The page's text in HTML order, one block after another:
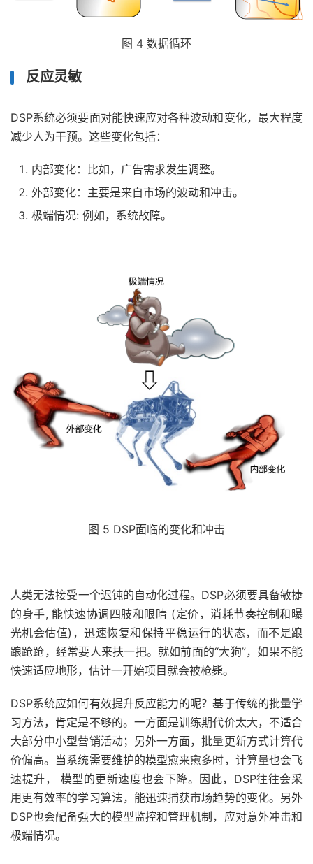
图 4 数据循环
反应灵敏
DSP系统必须要面对能快速应对各种波动和变化，最大程度
减少人为干预。这些变化包括：
内部变化：比如，广告需求发生调整。
外部变化：主要是来自市场的波动和冲击。
极端情况: 例如，系统故障。
图 5 DSP面临的变化和冲击
人类无法接受一个迟钝的自动化过程。DSP必须要具备敏捷
的身手, 能快速协调四肢和眼睛 (定价，消耗节奏控制和曝
光机会估值)，迅速恢复和保持平稳运行的状态，而不是踉
踉跄跄，经常要人来扶一把。就如前面的“大狗”，如果不能
快速适应地形，估计一开始项目就会被枪毙。
DSP系统应如何有效提升反应能力的呢？基于传统的批量学
习方法，肯定是不够的。一方面是训练期代价太大，不适合
大部分中小型营销活动；另外一方面，批量更新方式计算代
价偏高。当系统需要维护的模型愈来愈多时，计算量也会飞
速提升， 模型的更新速度也会下降。因此，DSP往往会采
用更有效率的学习算法，能迅速捕获市场趋势的变化。另外
DSP也会配备强大的模型监控和管理机制，应对意外冲击和
极端情况。